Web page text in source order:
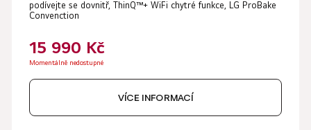
podívejte se dovnitř, ThinQ™+ WiFi chytré funkce, LG ProBake
Convenction
15 990 Kč
Momentálně nedostupné
VÍCE INFORMACÍ